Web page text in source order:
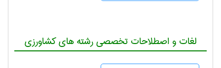
لغات و اصطلاحات تخصصی رشته های کشاورزی